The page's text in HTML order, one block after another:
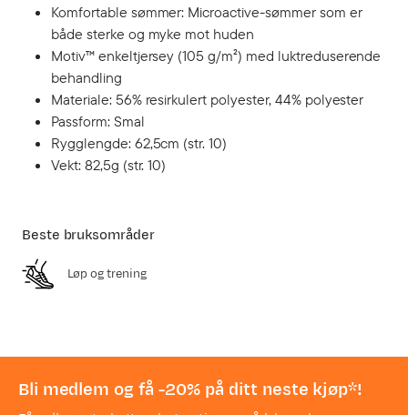
Komfortable sømmer: Microactive-sømmer som er
både sterke og myke mot huden
Motiv™ enkeltjersey (105 g/m²) med luktreduserende
behandling
Materiale: 56% resirkulert polyester, 44% polyester
Passform: Smal
Rygglengde: 62,5cm (str. 10)
Vekt: 82,5g (str. 10)
Beste bruksområder
Løp og trening
Bli medlem og få -20% på ditt neste kjøp*!